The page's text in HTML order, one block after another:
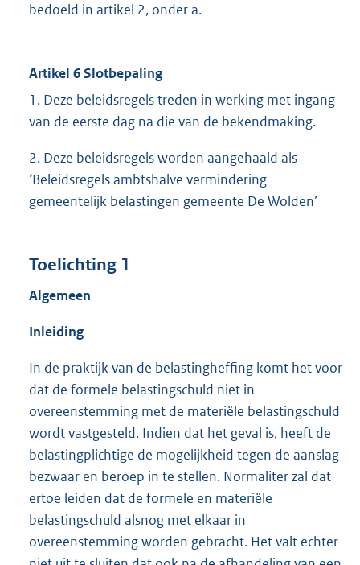
bedoeld in artikel 2, onder a.
Artikel 6 Slotbepaling
1. Deze beleidsregels treden in werking met ingang
van de eerste dag na die van de bekendmaking.
2. Deze beleidsregels worden aangehaald als
‘Beleidsregels ambtshalve vermindering
gemeentelijk belastingen gemeente De Wolden’
Toelichting 1
Algemeen
Inleiding
In de praktijk van de belastingheffing komt het voor
dat de formele belastingschuld niet in
overeenstemming met de materiële belastingschuld
wordt vastgesteld. Indien dat het geval is, heeft de
belastingplichtige de mogelijkheid tegen de aanslag
bezwaar en beroep in te stellen. Normaliter zal dat
ertoe leiden dat de formele en materiële
belastingschuld alsnog met elkaar in
overeenstemming worden gebracht. Het valt echter